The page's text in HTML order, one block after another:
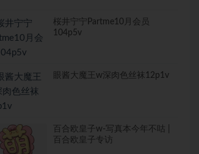
桜井宁宁Partme10月会员
104p5v
眼酱大魔王w深肉色丝袜12p1v
百合欧皇子w-写真本今年不咕 |
百合欧皇子专访